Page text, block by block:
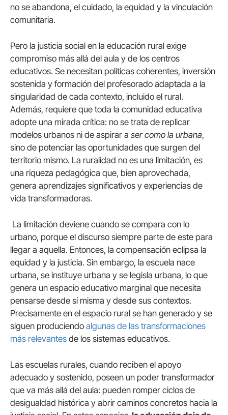
no se abandona, el cuidado, la equidad y la vinculación
comunitaria.
Pero la justicia social en la educación rural exige
compromiso más allá del aula y de los centros
educativos. Se necesitan políticas coherentes, inversión
sostenida y formación del profesorado adaptada a la
singularidad de cada contexto, incluido el rural.
Además, requiere que toda la comunidad educativa
adopte una mirada crítica: no se trata de replicar
modelos urbanos ni de aspirar a ser como la urbana,
sino de potenciar las oportunidades que surgen del
territorio mismo. La ruralidad no es una limitación, es
una riqueza pedagógica que, bien aprovechada,
genera aprendizajes significativos y experiencias de
vida transformadoras.
La limitación deviene cuando se compara con lo
urbano, porque el discurso siempre parte de este para
llegar a aquella. Entonces, la compensación eclipsa la
equidad y la justicia. Sin embargo, la escuela nace
urbana, se instituye urbana y se legisla urbana, lo que
genera un espacio educativo marginal que necesita
pensarse desde sí misma y desde sus contextos.
Precisamente en el espacio rural se han generado y se
siguen produciendo algunas de las transformaciones
más relevantes de los sistemas educativos.
Las escuelas rurales, cuando reciben el apoyo
adecuado y sostenido, poseen un poder transformador
que va más allá del aula: pueden romper ciclos de
desigualdad histórica y abrir caminos concretos hacia la